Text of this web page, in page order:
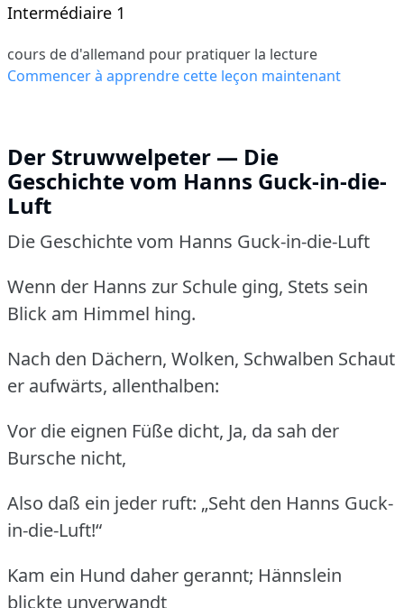
Intermédiaire 1
cours de d'allemand pour pratiquer la lecture
Commencer à apprendre cette leçon maintenant
Der Struwwelpeter — Die
Geschichte vom Hanns Guck-in-die-
Luft
Die Geschichte vom Hanns Guck-in-die-Luft
Wenn der Hanns zur Schule ging, Stets sein
Blick am Himmel hing.
Nach den Dächern, Wolken, Schwalben Schaut
er aufwärts, allenthalben:
Vor die eignen Füße dicht, Ja, da sah der
Bursche nicht,
Also daß ein jeder ruft: „Seht den Hanns Guck-
in-die-Luft!“
Kam ein Hund daher gerannt; Hännslein
blickte unverwandt